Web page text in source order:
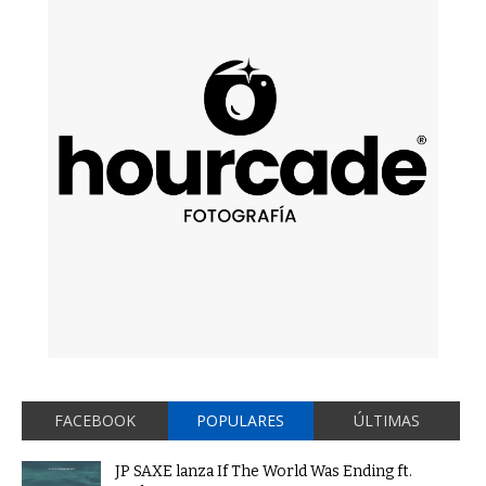
FACEBOOK POPULARES ÚLTIMAS
JP SAXE lanza If The World Was Ending ft.